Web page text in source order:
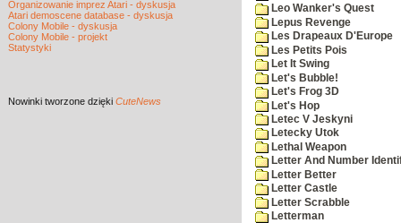
Organizowanie imprez Atari - dyskusja
Atari demoscene database - dyskusja
Colony Mobile - dyskusja
Colony Mobile - projekt
Statystyki
Nowinki tworzone dzięki CuteNews
Leo Wanker's Quest
Lepus Revenge
Les Drapeaux D'Europe
Les Petits Pois
Let It Swing
Let's Bubble!
Let's Frog 3D
Let's Hop
Letec V Jeskyni
Letecky Utok
Lethal Weapon
Letter And Number
Letter Better
Letter Castle
Letter Scrabble
Letterman